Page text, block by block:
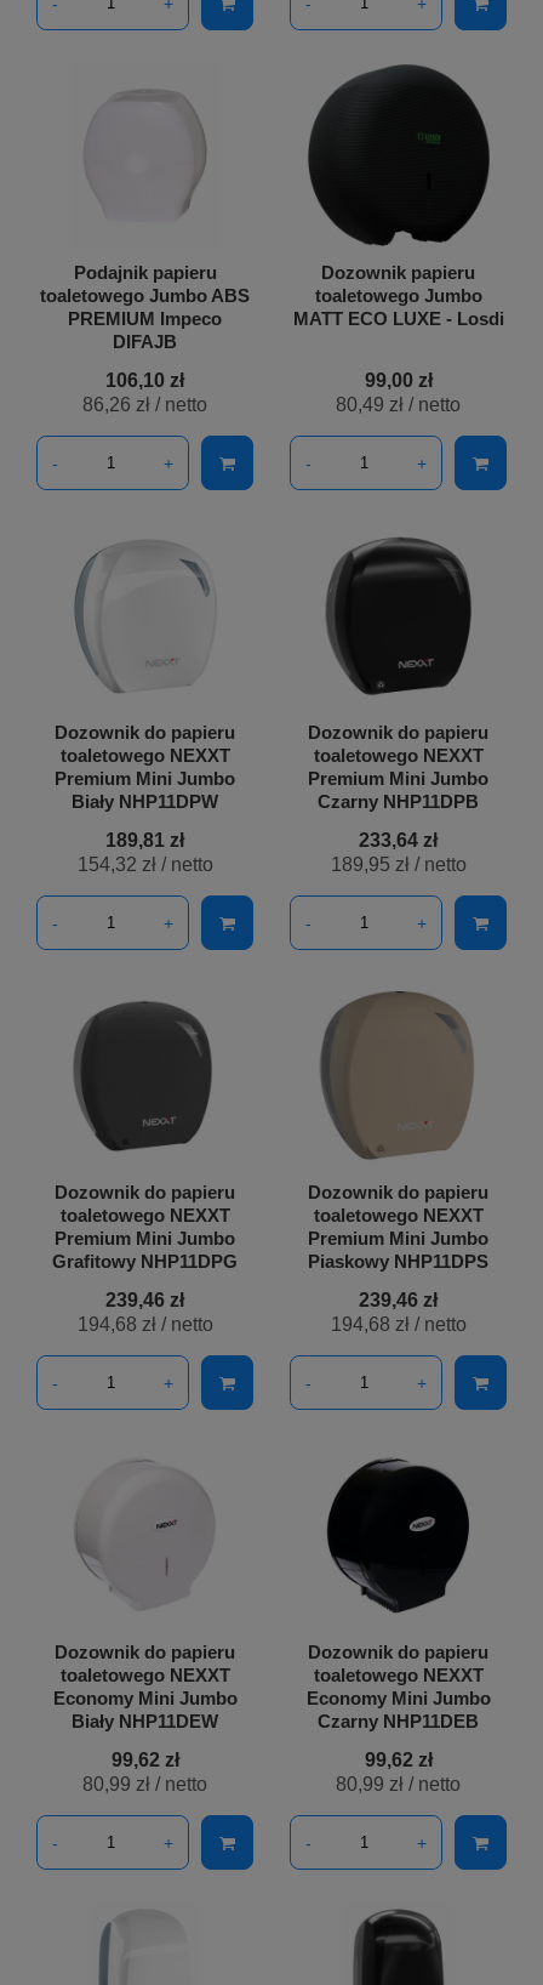
Podajnik papieru
toaletowego Jumbo ABS
PREMIUM Impeco
DIFAJB
106,10 zł
86,26 zł / netto
- +
Dozownik papieru
toaletowego Jumbo
MATT ECO LUXE - Losdi
99,00 zł
80,49 zł / netto
- +
Dozownik do papieru
toaletowego NEXXT
Premium Mini Jumbo
Biały NHP11DPW
189,81 zł
154,32 zł/ netto
- +
Dozownik do papieru
toaletowego NEXXT
Premium Mini Jumbo
Czarny NHP11DPB
233,64 zł
189,95 zł/ netto
- +
Dozownik do papieru
toaletowego NEXXT
Premium Mini Jumbo
Grafitowy NHP11DPG
239,46 zł
194,68 zł/ netto
- +
Dozownik do papieru
toaletowego NEXXT
Premium Mini Jumbo
Piaskowy NHP11DPS
239,46 zł
194,68 zł/ netto
- +
Dozownik do papieru
toaletowego NEXXT
Economy Mini Jumbo
Biały NHP11DEW
99,62 zł
80,99 zł / netto
- +
Dozownik do papieru
toaletowego NEXXT
Economy Mini Jumbo
Czarny NHP11DEB
99,62 zł
80,99 zł / netto
- +